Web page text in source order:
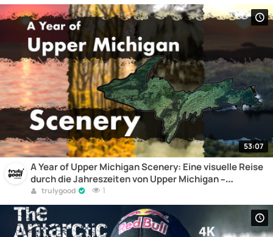
53:07
A Year of Upper Michigan Scenery: Eine visuelle Reise
durch die Jahreszeiten von Upper Michigan –
Vollständiger Dokumentarfilm online
trulygood 1